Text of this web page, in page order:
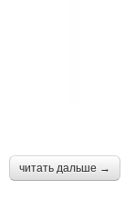
читать дальше →